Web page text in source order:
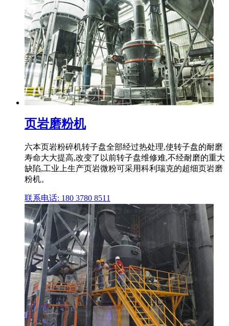
页岩磨粉机
六本页岩粉碎机转子盘全部经过热处理,使转子盘的耐磨
寿命大大提高,改变了以前转子盘维修难,不经耐磨的重大
缺陷,工业上生产页岩微粉可采用科利瑞克的超细页岩磨
粉机。
联系电话: 180 3780 8511